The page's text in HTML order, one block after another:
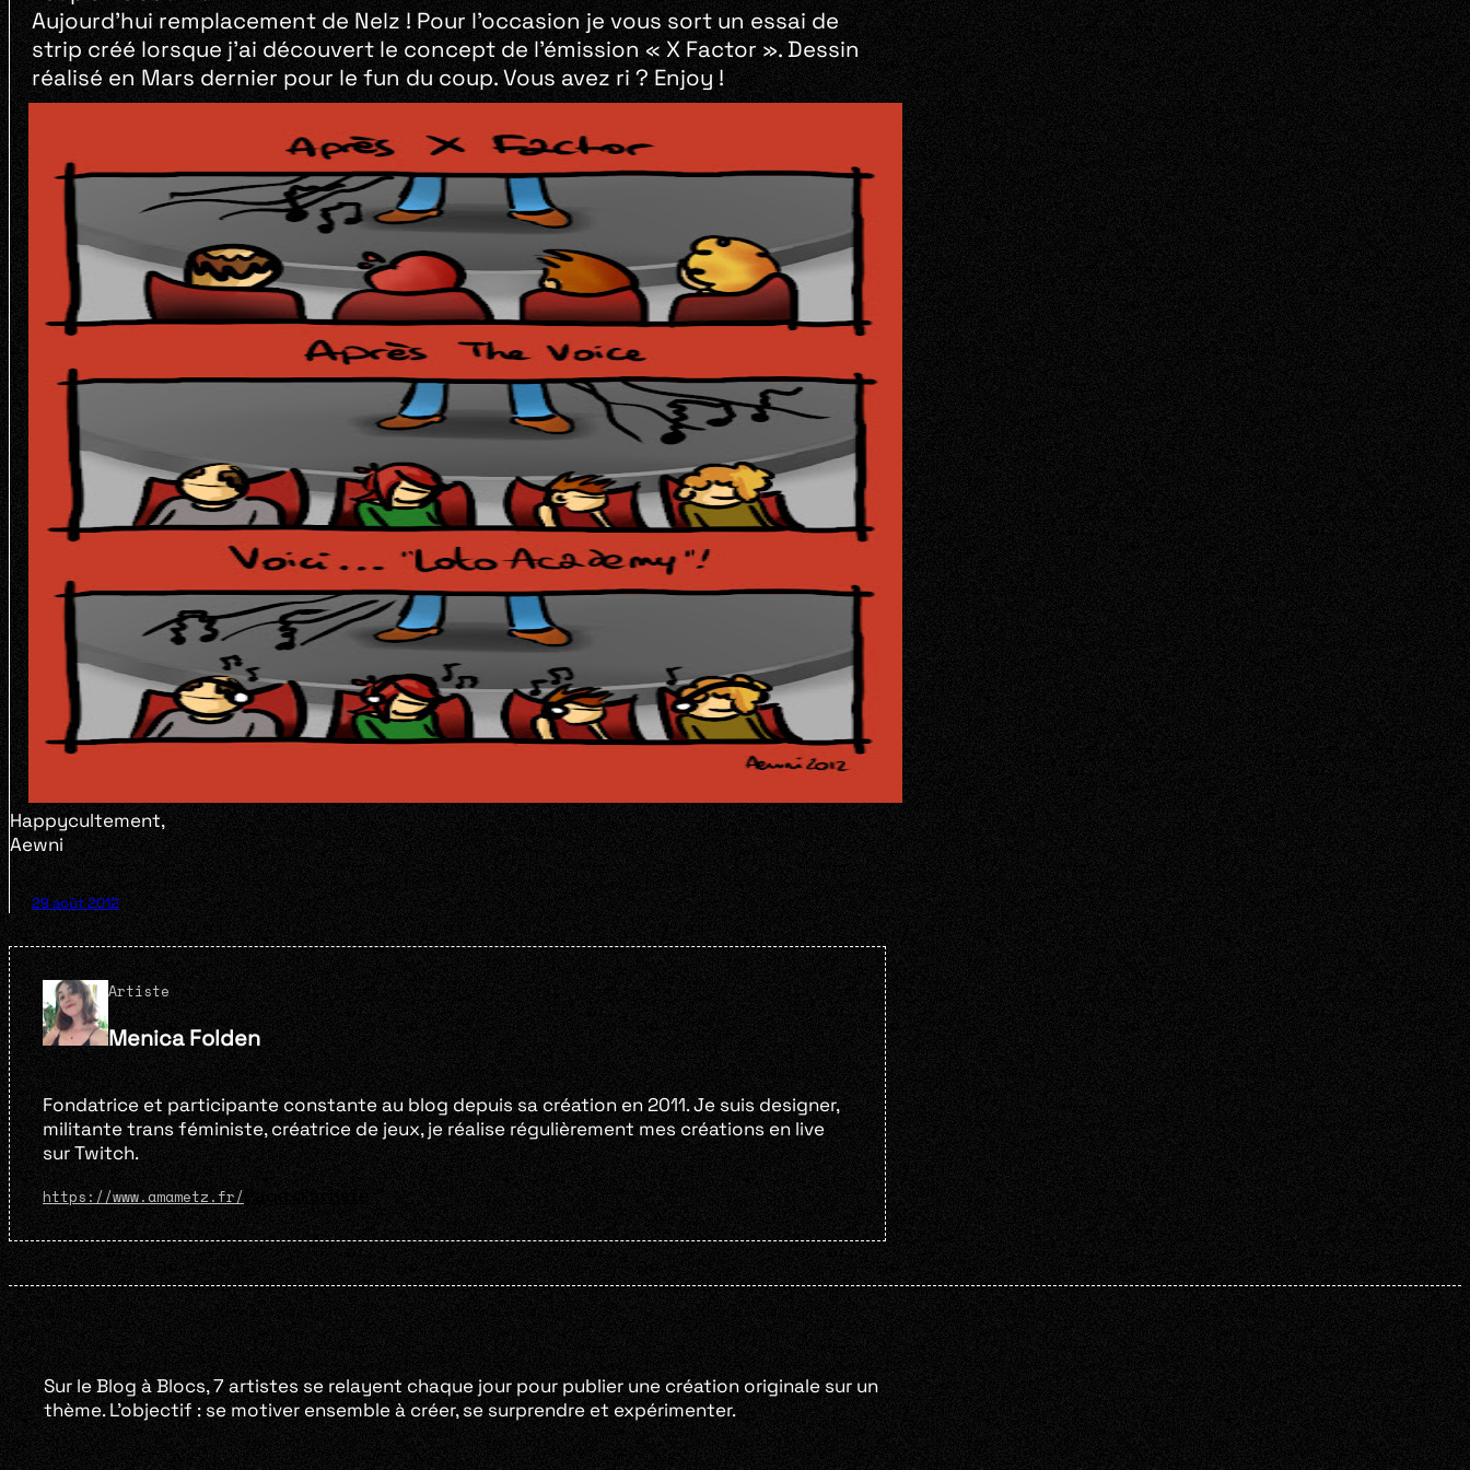
Aujourd’hui remplacement de Nelz ! Pour l’occasion je vous sort un essai de
strip créé lorsque j’ai découvert le concept de l’émission « X Factor ». Dessin
réalisé en Mars dernier pour le fun du coup. Vous avez ri ? Enjoy !
Happycultement,
Aewni
29 août 2012
Artiste
Menica Folden
Fondatrice et participante constante au blog depuis sa création en 2011. Je suis designer,
militante trans féministe, créatrice de jeux, je réalise régulièrement mes créations en live
sur Twitch.
https://www.amametz.fr/
Sur le Blog à Blocs, 7 artistes se relayent chaque jour pour publier une création originale sur un
thème. L’objectif : se motiver ensemble à créer, se surprendre et expérimenter.